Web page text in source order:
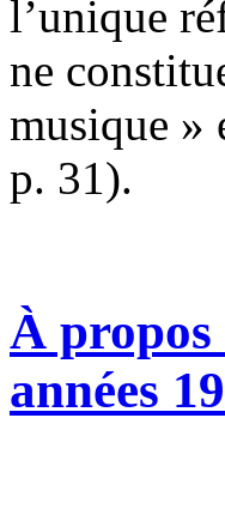
l’unique
ne
musique »
p. 31).
À propos
années